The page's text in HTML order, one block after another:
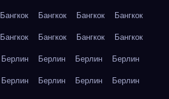
Бангкок Бангкок Бангкок
Бангкок
Бангкок Бангкок Бангкок
Бангкок
Берлин Берлин Берлин
Берлин
Берлин Берлин Берлин
Берлин